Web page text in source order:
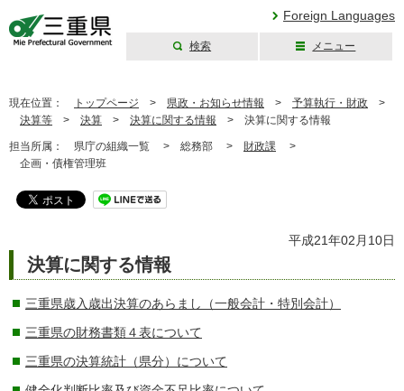
Foreign Languages
検索 メニュー
現在位置： トップページ > 県政・お知らせ情報 > 予算執行・財政 >
決算等 > 決算 > 決算に関する情報 > 決算に関する情報
担当所属： 県庁の組織一覧 > 総務部 > 財政課 >
企画・債権管理班
平成21年02月10日
決算に関する情報
三重県歳入歳出決算のあらまし（一般会計・特別会計）
三重県の財務書類４表について
三重県の決算統計（県分）について